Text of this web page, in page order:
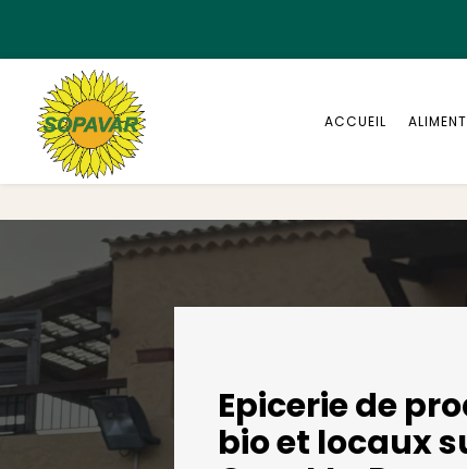
ACCUEIL
Epicerie de
bio et locaux